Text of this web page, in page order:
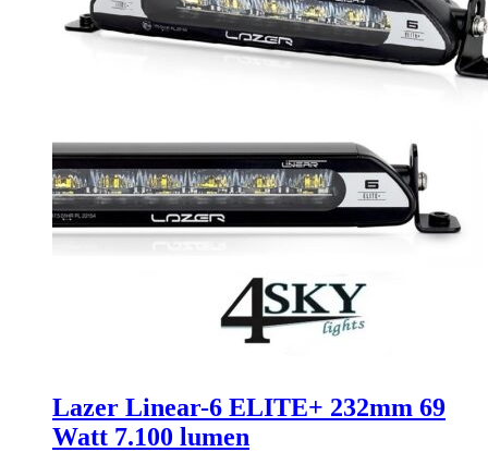
Lazer Linear-6 ELITE+ 232mm 69
Watt 7.100 lumen